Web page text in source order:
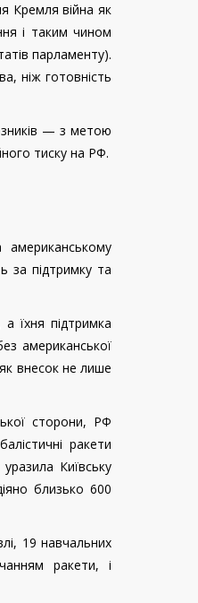
Кремля війна як
і таким чином
парламенту).
ніж готовність
— з метою
тиску на РФ.
за підтримку та
їхня підтримка
американської
внесок не лише
сторони, РФ
ракети
Київську
близько 600
19 навчальних
ракети, і